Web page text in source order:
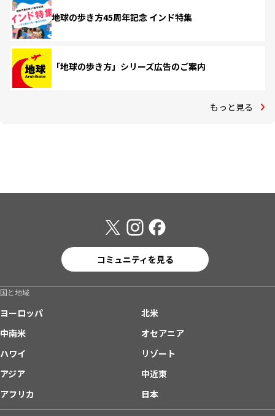
地球の歩き方45周年記念 インド特集
「地球の歩き方」シリーズ広告のご案内
もっと見る
コミュニティを見る
国と地域
ヨーロッパ
北米
中南米
オセアニア
ハワイ
リゾート
アジア
中近東
アフリカ
日本